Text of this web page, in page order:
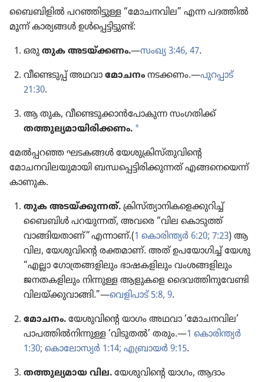
ബൈബി​ളിൽ പറഞ്ഞി​ട്ടു​ള്ള “മോചനവില” എന്ന പദത്തിൽ
മൂന്ന്‌ കാര്യങ്ങൾ ഉൾപ്പെ​ട്ടി​ട്ടുണ്ട്‌:
ഒരു തുക അടയ്‌ക്കണം.—സംഖ്യ 3:46, 47.
വീണ്ടെടുപ്പ്‌ അഥവാ മോചനം നടക്കണം.—പുറപ്പാട്‌
21:30.
ആ തുക, വീണ്ടെ​ടു​ക്കാൻപോ​കുന്ന സംഗതിക്ക്‌
തത്തുല്യമായിരിക്കണം. a
മേൽപ്പറഞ്ഞ ഘടകങ്ങൾ യേശു​ക്രിസ്‌തു​വിന്റെ
മോചനവിലയുമാ​യി ബന്ധപ്പെ​ട്ടി​രി​ക്കു​ന്നത്‌ എങ്ങനെ​യെന്ന്‌
കാണുക.
തുക അടയ്‌ക്കു​ന്നത്‌. ക്രിസ്‌ത്യാ​നി​കളെക്കുറിച്ച്‌
ബൈബിൾ പറയുന്നത്‌, അവരെ “വില കൊടുത്ത്‌
വാങ്ങിയതാണ്‌” എന്നാണ്‌.(1 കൊരി​ന്ത്യർ 6:20; 7:23) ആ
വില, യേശു​വിന്റെ രക്തമാണ്‌. അത്‌ ഉപയോ​ഗിച്ച്‌ യേശു
“എല്ലാ ഗോ​ത്ര​ങ്ങ​ളി​ലും ഭാഷക​ളി​ലും വംശങ്ങ​ളി​ലും
ജനതക​ളി​ലും നിന്നു​ള്ള​ ആളുകളെ ദൈവ​ത്തിനുവേണ്ടി
വിലയ്‌ക്കു​വാ​ങ്ങി.”—വെളി​പാട്‌ 5:8, 9.
മോചനം. യേശു​വിന്റെ യാഗം അഥവാ ‘മോചനവില’
പാപത്തിൽനിന്നുള്ള ‘വിടുതൽ’ തരും.—1 കൊരി​ന്ത്യർ
1:30; കൊ​ലോ​സ്യർ 1:14; എബ്രായർ 9:15.
തത്തുല്യ​മാ​യ വില. യേശു​വിന്റെ യാഗം, ആദാം